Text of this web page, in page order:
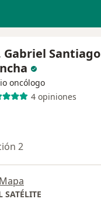
Gabriel Santiago
oncólogo
4 opiniones
2
Mapa
SATÉLITE